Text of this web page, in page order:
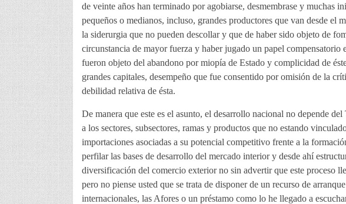
de veinte años han terminado por agobiarse, desmembrase y muchas
pequeños o medianos, incluso, grandes productores que van desde el
la siderurgia que no pueden descollar y que de haber sido objeto de
circunstancia de mayor fuerza y haber jugado un papel compensatorio
fueron objeto del abandono por miopía de Estado y complicidad de
grandes capitales, desempeño que fue consentido por omisión de la
debilidad relativa de ésta.
De manera que este es el asunto, el desarrollo nacional no depende
a los sectores, subsectores, ramas y productos que no estando
importaciones asociadas a su potencial competitivo frente a la
perfilar las bases de desarrollo del mercado interior y desde ahí
diversificación del comercio exterior no sin advertir que este proceso
pero no piense usted que se trata de disponer de un recurso de
internacionales, las Afores o un préstamo como lo he llegado a